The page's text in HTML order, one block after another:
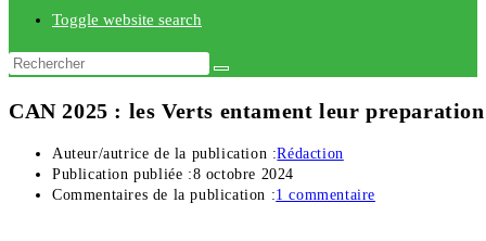
Toggle website search
CAN 2025 : les Verts entament leur
Auteur/autrice de la publication :Rédaction
Publication publiée :8 octobre 2024
Commentaires de la publication :1 commentaire